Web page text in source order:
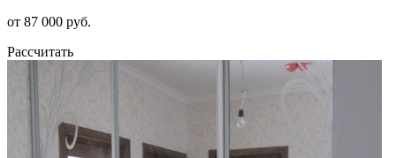
от 87 000 руб.
Рассчитать